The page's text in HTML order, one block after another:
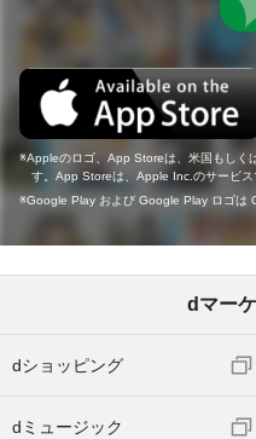
Appleのロゴ、App Storeは、米国もしく
す。App Storeは、Apple Inc.のサービス
Google Play および Google Play ロゴは
dマー
dショッピング
dミュージック